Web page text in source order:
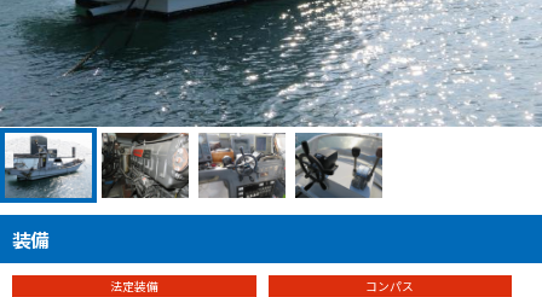
装備
法定装備
コンパス